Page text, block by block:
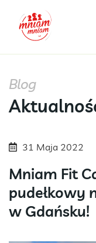
Blog
31 Maja 2022
Mniam Fit
pudełkowy
w Gdańsku!